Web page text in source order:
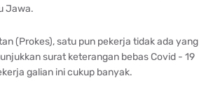
Jawa.
(Prokes), satu pun pekerja tidak ada yang
surat keterangan bebas Covid - 19
galian ini cukup banyak.